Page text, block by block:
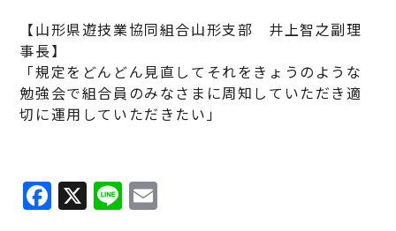
【山形県遊技業協同組合山形支部 井上智之副理
事長】
「規定をどんどん見直してそれをきょうのような
勉強会で組合員のみなさまに周知していただき適
切に運用していただきたい」
F
a
X Li
n